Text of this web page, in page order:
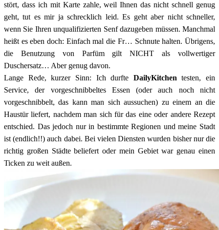
stört, dass ich mit Karte zahle, weil Ihnen das nicht schnell genug
geht, tut es mir ja schrecklich leid. Es geht aber nicht schneller,
wenn Sie Ihren unqualifizierten Senf dazugeben müssen. Manchmal
heißt es eben doch: Einfach mal die Fr… Schnute halten. Übrigens,
die Benutzung von Parfüm gilt NICHT als vollwertiger
Duschersatz… Aber genug davon.
Lange Rede, kurzer Sinn: Ich durfte DailyKitchentesten, ein
Service, der vorgeschnibbeltes Essen (oder auch noch nicht
vorgeschnibbelt, das kann man sich aussuchen) zu einem an die
Haustür liefert, nachdem man sich für das eine oder andere Rezept
entschied. Das jedoch nur in bestimmte Regionen und meine Stadt
ist (endlich!!) auch dabei. Bei vielen Diensten wurden bisher nur die
richtig großen Städte beliefert oder mein Gebiet war genau einen
Ticken zu weit außen.